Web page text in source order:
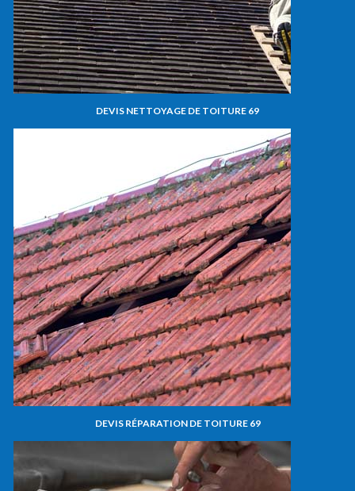
DEVIS NETTOYAGE DE TOITURE 69
DEVIS RÉPARATION DE TOITURE 69